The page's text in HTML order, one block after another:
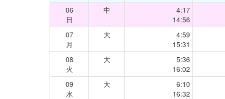
06
日
中
4:17
14:56
07
月
大
4:59
15:31
08
火
大
5:36
16:02
09
水
大
6:10
16:32